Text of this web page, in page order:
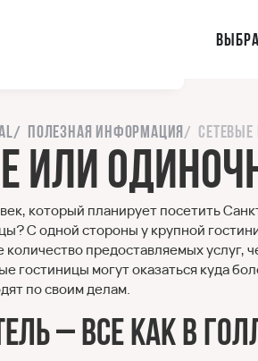
Полезная информация
или
который планирует посетить
С одной стороны у крупной
предоставляемых услуг,
гостиницы могут оказаться куда
по своим делам.
– все как в